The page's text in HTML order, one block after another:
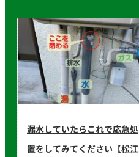
漏水していたらこれで応急処
置をしてみてください【松江